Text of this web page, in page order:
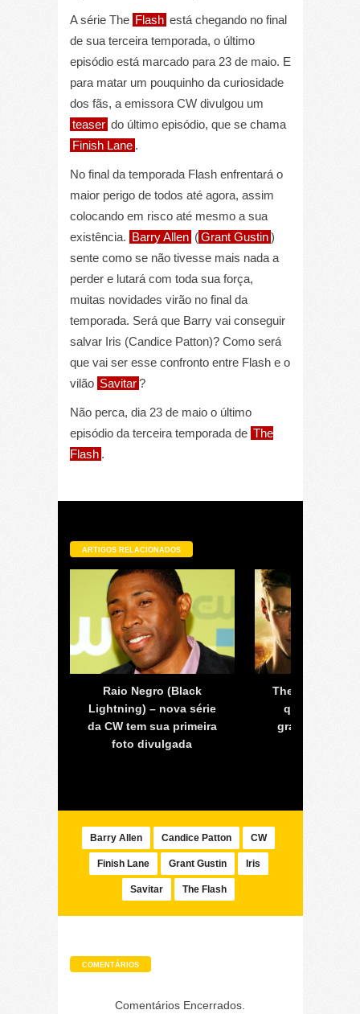
A série The Flash está chegando no final
de sua terceira temporada, o último
episódio está marcado para 23 de maio. E
para matar um pouquinho da curiosidade
dos fãs, a emissora CW divulgou um
teaser do último episódio, que se chama
Finish Lane .
No final da temporada Flash enfrentará o
maior perigo de todos até agora, assim
colocando em risco até mesmo a sua
existência. Barry Allen ( Grant Gustin )
sente como se não tivesse mais nada a
perder e lutará com toda sua força,
muitas novidades virão no final da
temporada. Será que Barry vai conseguir
salvar Iris (Candice Patton)? Como será
que vai ser esse confronto entre Flash e o
vilão Savitar ?
Não perca, dia 23 de maio o último
episódio da terceira temporada de The
Flash .
ARTIGOS RELACIONADOS
Raio Negro (Black
Lightning) – nova série
da CW tem sua primeira
foto divulgada
The Flash
quarta
grande vilão
Barry Allen Candice Patton CW
Finish Lane Grant Gustin Iris
Savitar The Flash
COMENTÁRIOS
Comentários Encerrados.